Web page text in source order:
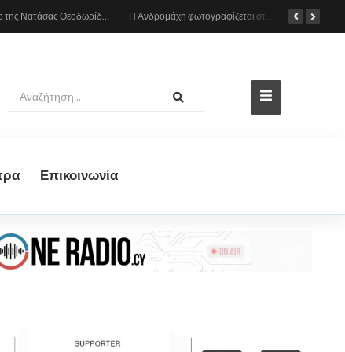
Το βίντεο της Νατάσας Θεοδωρίδου με τη μητέρα της από το αυτοκίνητο: «Πες κάτι στο κοινό σου ρε μαμά»
Eπικοινωνία